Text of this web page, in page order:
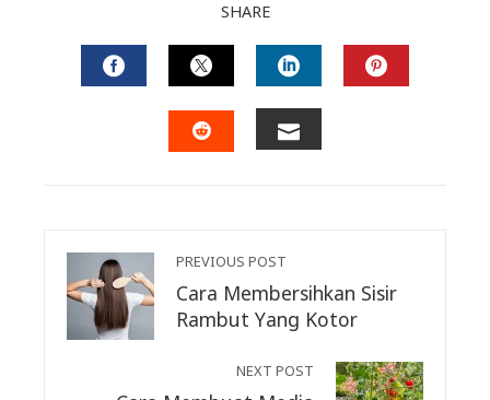
SHARE
FACEBOOKTWITTERLINKEDIN
PREVIOUS POST
Cara Membersihkan Sisir
Rambut Yang Kotor
NEXT POST